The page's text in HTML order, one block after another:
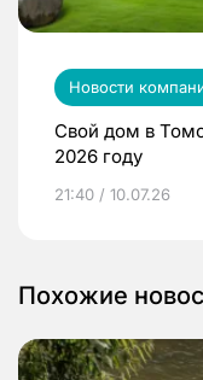
Новости
Свой дом в
2026 году
21:40 / 10.07.26
Похожие